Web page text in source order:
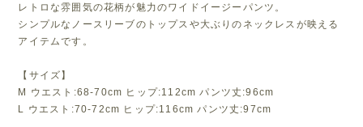
レトロな雰囲気の花柄が魅力のワイドイージーパンツ。
シンプルなノースリーブのトップスや大ぶりのネックレスが映える
アイテムです。
【サイズ】
M ウエスト:68-70cm ヒップ:112cm パンツ丈:96cm
L ウエスト:70-72cm ヒップ:116cm パンツ丈:97cm